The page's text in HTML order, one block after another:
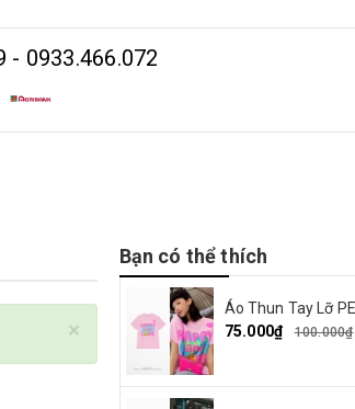
- 0933.466.072
×
Bạn có thể thích
75.000₫
100.000₫